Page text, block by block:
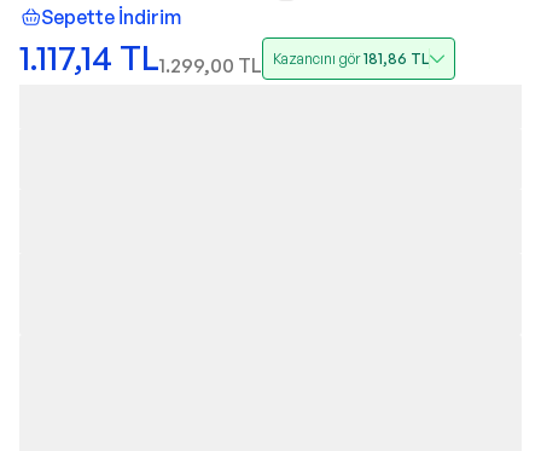
Sepette İndirim
1.117,14 TL1.299,00 TL Kazancını gör181,86 TL